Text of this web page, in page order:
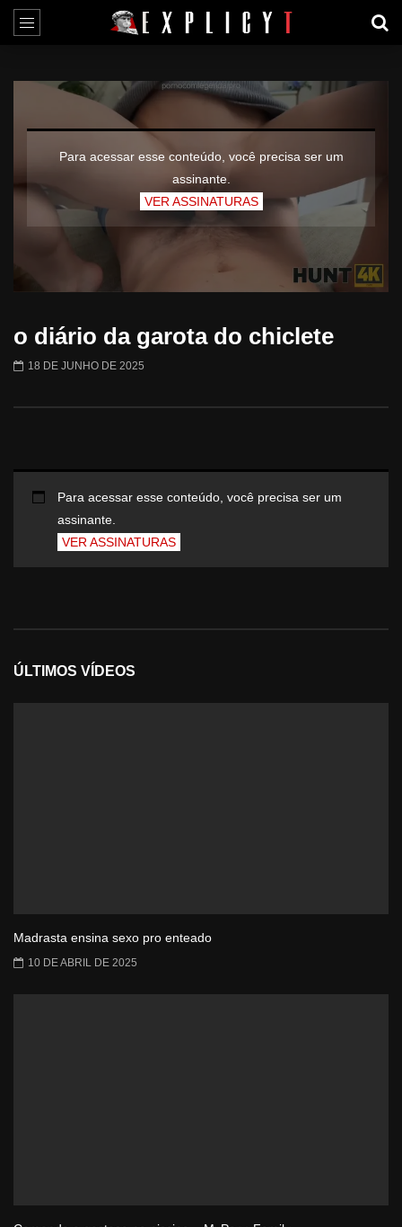
Para acessar esse conteúdo, você precisa ser um
assinante.
VER ASSINATURAS
o diário da garota do chiclete
18 DE JUNHO DE 2025
Para acessar esse conteúdo, você precisa ser um
assinante.
VER ASSINATURAS
ÚLTIMOS VÍDEOS
Madrasta ensina sexo pro enteado
10 DE ABRIL DE 2025